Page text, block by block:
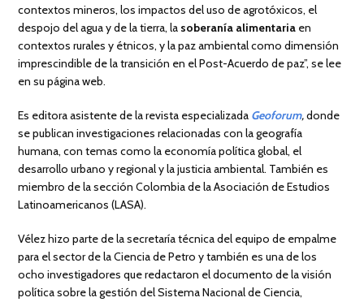
contextos mineros, los impactos del uso de agrotóxicos, el
despojo del agua y de la tierra, la soberanía alimentaria en
contextos rurales y étnicos, y la paz ambiental como dimensión
imprescindible de la transición en el Post-Acuerdo de paz”, se lee
en su página web.
Es editora asistente de la revista especializada Geoforum,donde
se publican investigaciones relacionadas con la geografía
humana, con temas como la economía política global, el
desarrollo urbano y regional y la justicia ambiental. También es
miembro de la sección Colombia de la Asociación de Estudios
Latinoamericanos (LASA).
Vélez hizo parte de la secretaría técnica del equipo de empalme
para el sector de la Ciencia de Petro y también es una de los
ocho investigadores que redactaron el documento de la visión
política sobre la gestión del Sistema Nacional de Ciencia,